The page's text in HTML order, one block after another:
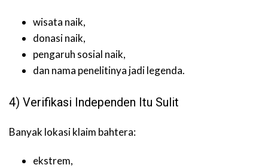
wisata naik,
donasi naik,
pengaruh sosial naik,
dan nama penelitinya jadi legenda.
4) Verifikasi Independen Itu Sulit
Banyak lokasi klaim bahtera:
ekstrem,